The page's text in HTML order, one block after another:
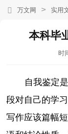
万文网 > 实用
本科毕
时
自我鉴定
段对自己的学
写作应该篇幅